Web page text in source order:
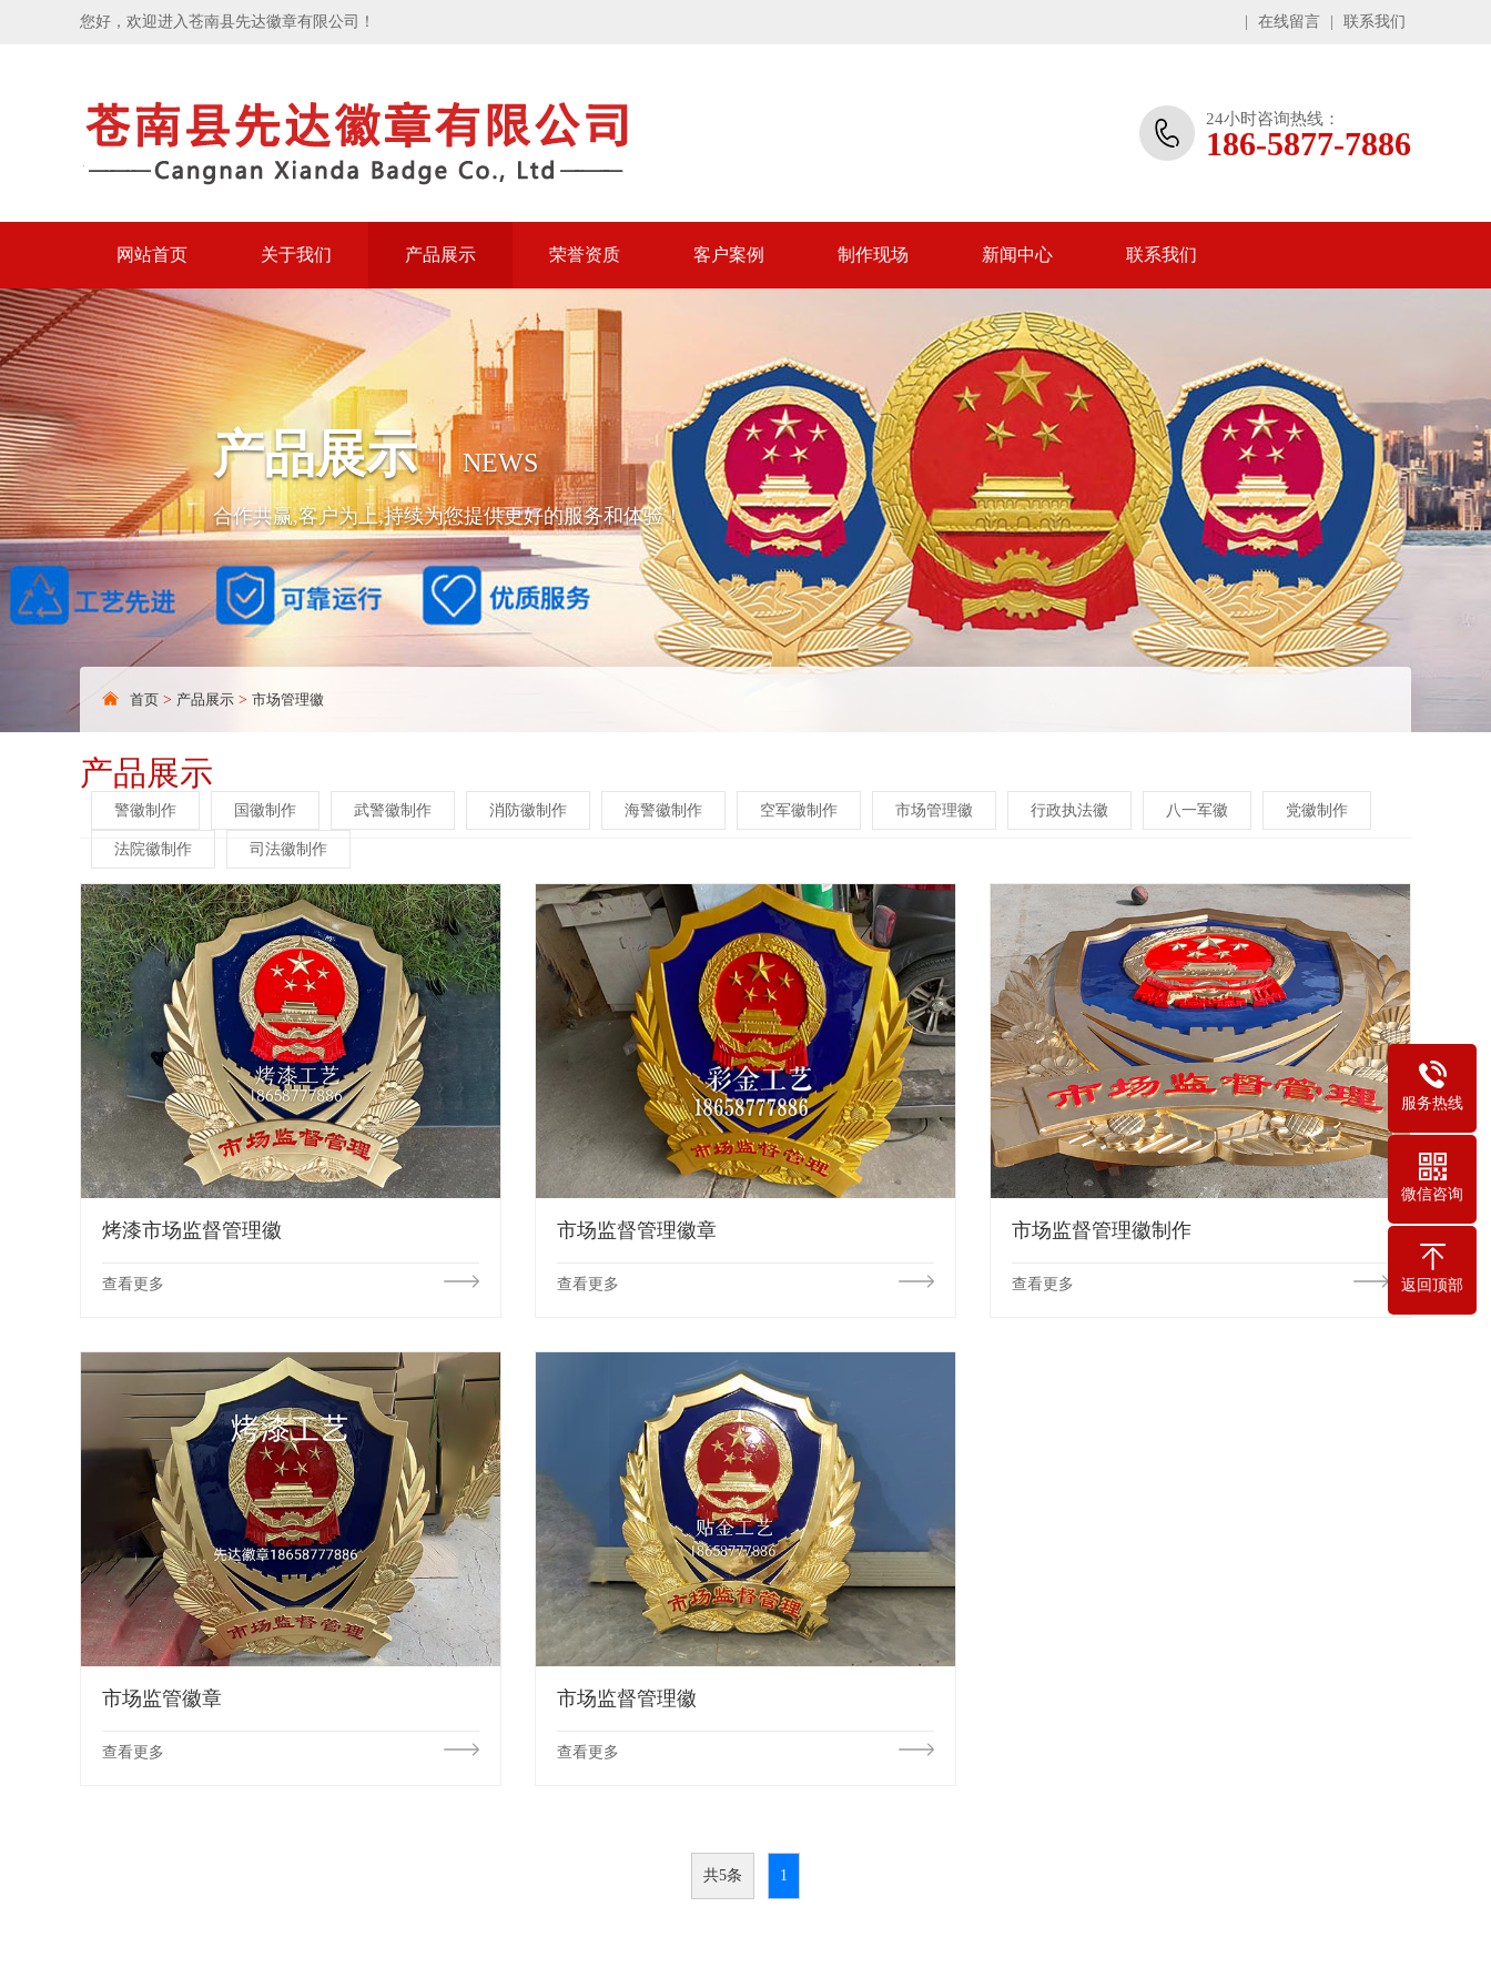
您好，欢迎进入苍南县先达徽章有限公司！ 在线留言 联系我们
24小时咨询热线：
186-5877-7886
网站首页 关于我们 产品展示 荣誉资质 客户案例 制作现场 新闻中心 联系我们
产品展示 NEWS
合作共赢,客户为上,持续为您提供更好的服务和体验！
首页 > 产品展示 > 市场管理徽
产品展示
警徽制作 国徽制作 武警徽制作 消防徽制作 海警徽制作 空军徽制作 市场管理徽 行政执法徽 八一军徽 党徽制作
法院徽制作 司法徽制作
烤漆市场监督管理徽
查看更多
市场监督管理徽章
查看更多
市场监督管理徽制作
查看更多
市场监管徽章
查看更多
市场监督管理徽
查看更多
共5条 1
服务热线
微信咨询
返回顶部